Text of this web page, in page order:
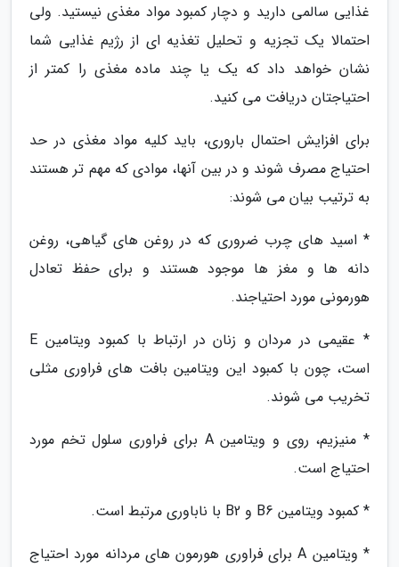
غذایی سالمی دارید و دچار کمبود مواد مغذی نیستید. ولی
احتمالا یک تجزیه و تحلیل تغذیه ای از رژیم غذایی شما
نشان خواهد داد که یک یا چند ماده مغذی را کمتر از
احتیاجتان دریافت می کنید.
برای افزایش احتمال باروری، باید کلیه مواد مغذی در حد
احتیاج مصرف شوند و در بین آنها، موادی که مهم تر هستند
به ترتیب بیان می شوند:
* اسید های چرب ضروری که در روغن های گیاهی، روغن
دانه ها و مغز ها موجود هستند و برای حفظ تعادل
هورمونی مورد احتیاجند.
* عقیمی در مردان و زنان در ارتباط با کمبود ویتامین E
است، چون با کمبود این ویتامین بافت های فراوری مثلی
تخریب می شوند.
* منیزیم، روی و ویتامین A برای فراوری سلول تخم مورد
احتیاج است.
* کمبود ویتامین B6 و B2 با ناباوری مرتبط است.
* ویتامین A برای فراوری هورمون های مردانه مورد احتیاج